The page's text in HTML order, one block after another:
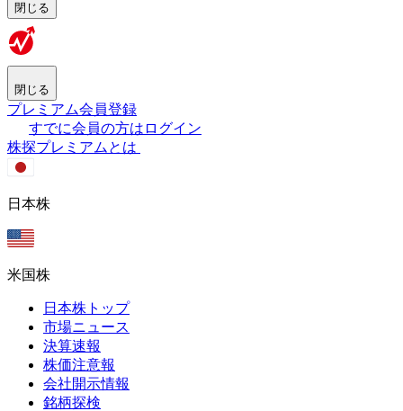
閉じる
閉じる
プレミアム会員登録
すでに会員の方はログイン
株探プレミアムとは
日本株
米国株
日本株トップ
市場ニュース
決算速報
株価注意報
会社開示情報
銘柄探検